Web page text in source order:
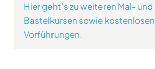
Hier geht’s zu weiteren Mal- und
Bastelkursen sowie kostenlosen
Vorführungen.